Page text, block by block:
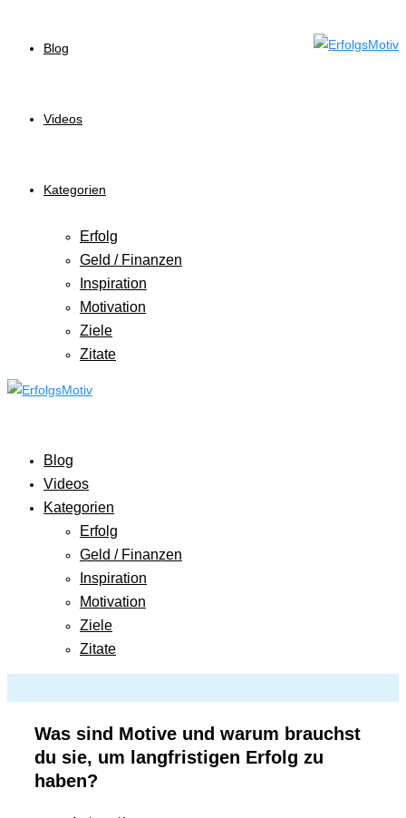
Blog
Videos
Kategorien
Erfolg
Geld / Finanzen
Inspiration
Motivation
Ziele
Zitate
Blog
Videos
Kategorien
Erfolg
Geld / Finanzen
Inspiration
Motivation
Ziele
Zitate
Was sind Motive und warum brauchst
du sie, um langfristigen Erfolg zu
haben?